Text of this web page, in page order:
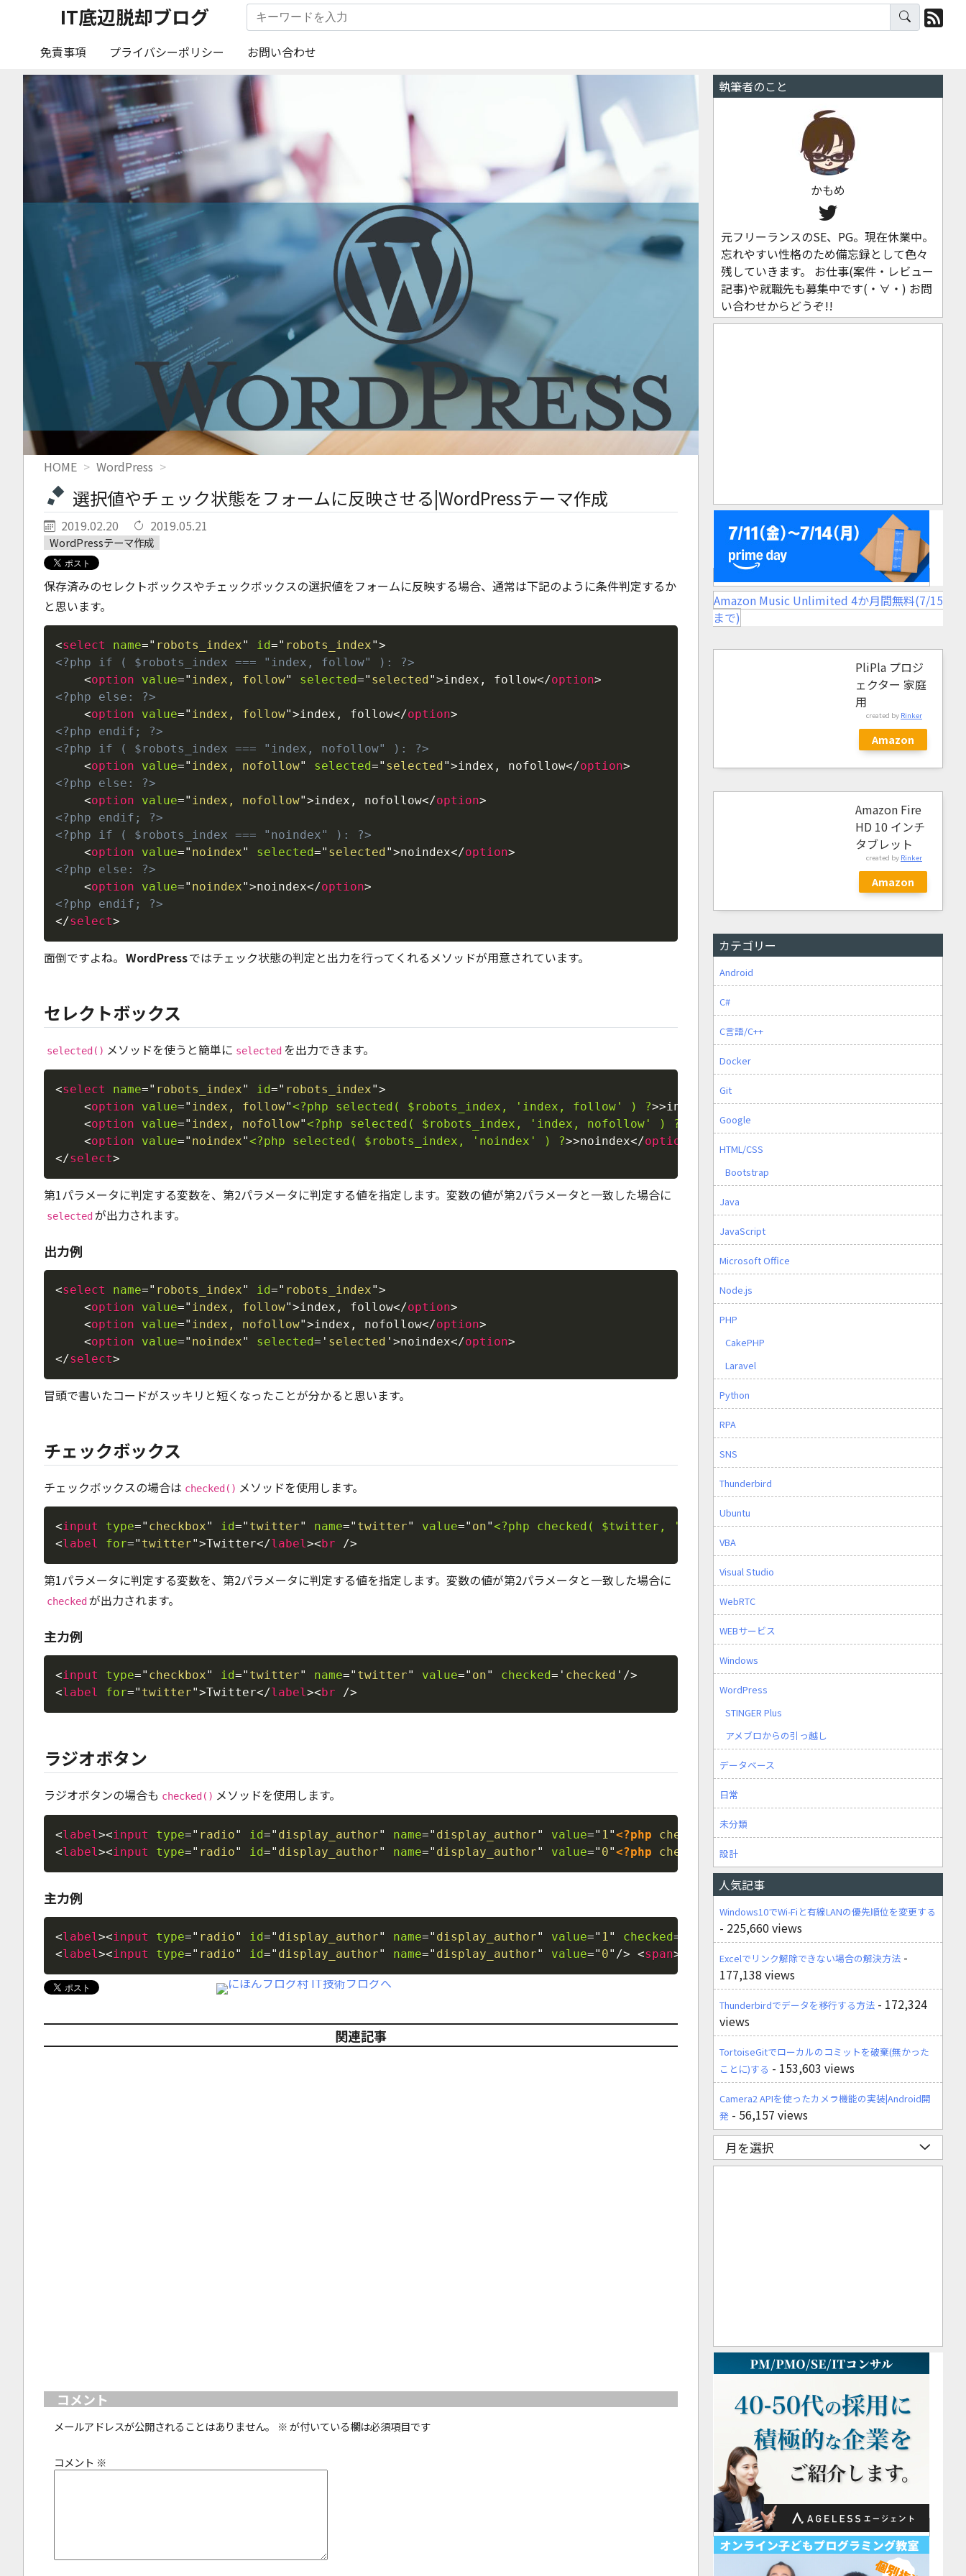
IT底辺脱却ブログ
免責事項 プライバシーポリシー お問い合わせ
HOME WordPress
選択値やチェック状態をフォームに反映させる|WordPressテーマ作成
2019.02.20 2019.05.21
WordPressテーマ作成
保存済みのセレクトボックスやチェックボックスの選択値をフォームに反映する場合、通常は下記のように条件判定するか
と思います。
<select name=" robots_index" id=" robots_index">
<?php if ( $robots_index === "index, follow" ): ?>
<option value=" index, follow" selected=" selected">index, follow</option>
<?php else: ?>
<option value=" index, follow">index, follow</option>
<?php endif; ?>
<?php if ( $robots_index === "index, nofollow" ): ?>
<option value=" index, nofollow" selected=" selected">index, nofollow</option>
<?php else: ?>
<option value=" index, nofollow">index, nofollow</option>
<?php endif; ?>
<?php if ( $robots_index === "noindex" ): ?>
<option value=" noindex" selected=" selected">noindex</option>
<?php else: ?>
<option value=" noindex">noindex</option>
<?php endif; ?>
</select>
面倒ですよね。 WordPressではチェック状態の判定と出力を行ってくれるメソッドが用意されています。
セレクトボックス
selected() メソッドを使うと簡単に selected を出力できます。
<select name=" robots_index" id=" robots_index">
<option value=" index, follow"<?php selected( $robots_index, 'index, follow' ) ?>>index, follow</option>
<option value=" index, nofollow"<?php selected( $robots_index, 'index, nofollow' ) ? >index, nofollow
<option value=" noindex"<?php selected( $robots_index, 'noindex' ) ?>>noindex</option
</select>
第1パラメータに判定する変数を、第2パラメータに判定する値を指定します。変数の値が第2パラメータと一致した場合に
selected が出力されます。
出力例
<select name=" robots_index" id=" robots_index">
<option value=" index, follow">index, follow</option>
<option value=" index, nofollow">index, nofollow</option>
<option value=" noindex" selected= ' selected ' >noindex</option>
</select>
冒頭で書いたコードがスッキリと短くなったことが分かると思います。
チェックボックス
チェックボックスの場合は checked() メソッドを使用します。
<input type=" checkbox" id=" twitter" name=" twitter" value=" on"<?php checked( $twitter, 'on' ); ?>
<label for=" twitter">Twitter</label>< br />
Copy
第1パラメータに判定する変数を、第2パラメータに判定する値を指定します。変数の値が第2パラメータと一致した場合に
checked が出力されます。
主力例
<input type=" checkbox" id=" twitter" name=" twitter" value=" on" checked= ' checked ' />
<label for=" twitter">Twitter</label>< br />
ラジオボタン
ラジオボタンの場合も checked() メソッドを使用します。
<label><input type=" radio" id=" display_author" name=" display_author" value=" 1"<?php checked ( $radio_value, "1" ); ?>/> <span
<label><input type=" radio" id=" display_author" name=" display_author" value=" 0"<?php checked $radio_value
Copy
主力例
<label><input type=" radio" id=" display_author" name=" display_author" value=" 1" checked= checked'/> <span
<label><input type=" radio" id=" display_author" name=" display_author" value=" 0" /> <span> </span > </lable>< br />
Copy
関連記事
コメント
メールアドレスが公開されることはありません。 ※が付いている欄は必須項目です
コメント ※
執筆者のこと
かもめ
元フリーランスのSE、PG。現在休業中。
忘れやすい性格のため備忘録として色々
残していきます。 お仕事(案件・レビュー
記事)や就職先も募集中です(・∀・) お問
い合わせからどうぞ!!
Amazon Music Unlimited 4か月間無料(7/15
まで)
PliPla プロジ
ェクター 家庭
用
created by Rinker
Amazon
Amazon Fire
HD 10 インチ
タブレット
created by Rinker
Amazon
カテゴリー
Android
C#
C言語/C++
Docker
Git
Google
HTML/CSS
Bootstrap
Java
JavaScript
Microsoft Office
Node.js
PHP
CakePHP
Laravel
Python
RPA
SNS
Thunderbird
Ubuntu
VBA
Visual Studio
WebRTC
WEBサービス
Windows
WordPress
STINGER Plus
アメブロからの引っ越し
データベース
日常
未分類
設計
人気記事
Windows10でWi-Fiと有線LANの優先順位を変更する
- 225,660 views
Excelでリンク解除できない場合の解決方法 -
177,138 views
Thunderbirdでデータを移行する方法 - 172,324
views
TortoiseGitでローカルのコミットを破棄(無かった
ことに)する - 153,603 views
Camera2 APIを使ったカメラ機能の実装|Android開
発 - 56,157 views
月を選択